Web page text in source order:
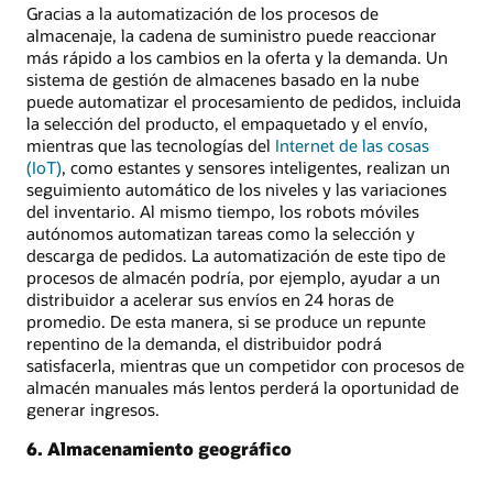
Gracias a la automatización de los procesos de
almacenaje, la cadena de suministro puede reaccionar
más rápido a los cambios en la oferta y la demanda. Un
sistema de gestión de almacenes basado en la nube
puede automatizar el procesamiento de pedidos, incluida
la selección del producto, el empaquetado y el envío,
mientras que las tecnologías del Internet de las cosas
(IoT), como estantes y sensores inteligentes, realizan un
seguimiento automático de los niveles y las variaciones
del inventario. Al mismo tiempo, los robots móviles
autónomos automatizan tareas como la selección y
descarga de pedidos. La automatización de este tipo de
procesos de almacén podría, por ejemplo, ayudar a un
distribuidor a acelerar sus envíos en 24 horas de
promedio. De esta manera, si se produce un repunte
repentino de la demanda, el distribuidor podrá
satisfacerla, mientras que un competidor con procesos de
almacén manuales más lentos perderá la oportunidad de
generar ingresos.
6. Almacenamiento geográfico